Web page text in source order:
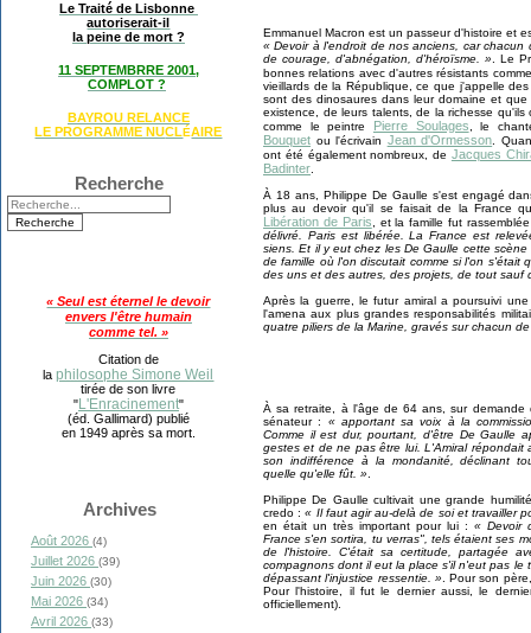
Le Traité de Lisbonne
autoriserait-il
la peine de mort ?
11 SEPTEMBRRE 2001,
COMPLOT ?
BAYROU RELANCE
LE PROGRAMME NUCLÉAIRE
Recherche
« Seul est éternel le devoir
envers l'être humain
comme tel. »
Citation de
laphilosophe Simone Weil
tirée de son livre
"L'Enracinement"
(éd. Gallimard) publié
en 1949 après sa mort.
Archives
Août 2026 (4)
Juillet 2026 (39)
Juin 2026 (30)
Mai 2026 (34)
Avril 2026 (33)
Emmanuel Macron est un passeur d'histoire et
« Devoir à l'endroit de nos anciens, car
de courage, d'abnégation, d'héroïsme. » . Le
bonnes relations avec d'autres résistants
vieillards de la République, ce que j'appelle
sont des dinosaures dans leur domaine et
existence, de leurs talents, de la richesse
comme le peintre Pierre Soulages , le
Bouquet ou l'écrivain Jean d'Ormesson .
ont été également nombreux, de Jacques
Badinter
À 18 ans, Philippe De Gaulle s'est engagé
plus au devoir qu'il se faisait de la France
Libération de Paris , et la famille fut
délivré. Paris est libérée. La France est
siens. Et il y eut chez les De Gaulle cette
de famille où l'on discutait comme si l'on s'était
des uns et des autres, des projets, de tout sauf
Après la guerre, le futur amiral a poursuivi
l'amena aux plus grandes responsabilités
quatre piliers de la Marine, gravés sur chacun
À sa retraite, à l'âge de 64 ans, sur demande
sénateur : « apportant sa voix à la
Comme il est dur, pourtant, d'être De Gaulle
gestes et de ne pas être lui. L'Amiral répondait
son indifférence à la mondanité, déclinant
quelle qu'elle fût. »
Philippe De Gaulle cultivait une grande
credo :« Il faut agir au-delà de soi et travailler
en était un très important pour lui : « Devoir
France s'en sortira, tu verras", tels étaient ses
de l'histoire. C'était sa certitude, partagée
compagnons dont il eut la place s'il n'eut pas le
dépassant l'injustice ressentie. » . Pour son
Pour l'histoire, il fut le dernier aussi, le
officiellement).